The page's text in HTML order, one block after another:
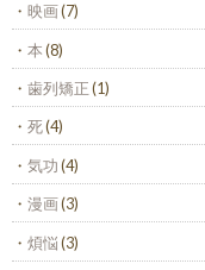
映画(7)
本(8)
歯列矯正(1)
死(4)
気功(4)
漫画(3)
煩悩(3)